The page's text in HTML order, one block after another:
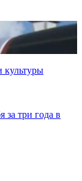
культуры
за три года в